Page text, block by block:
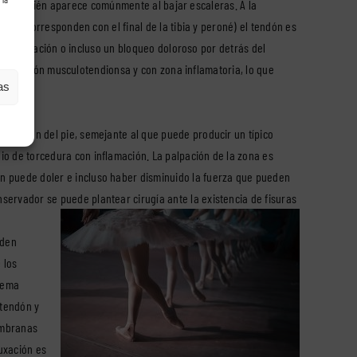
aparece comúnmente al bajar escaleras. A la
se corresponden con el final de la tibia y peroné) el tendón es
o incluso un bloqueo doloroso por detrás del
unión musculotendionsa y con zona inflamatoria, lo que
del pie, semejante al que puede producir un típico
de torcedura con inflamación. La palpación de la zona es
doler e incluso haber disminuido la fuerza que pueden
se puede plantear cirugía ante la existencia de fisuras
los
y
es